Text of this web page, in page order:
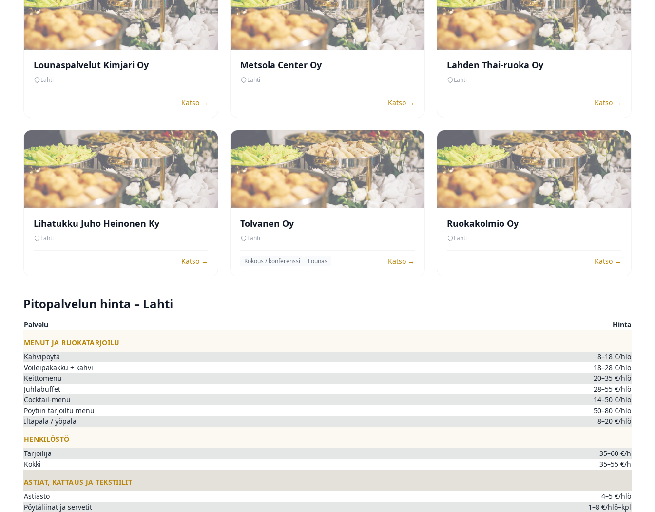
Lounaspalvelut Kimjari Oy
Lahti
Katso →
Metsola Center Oy
Lahti
Katso →
Lahden Thai-ruoka Oy
Lahti
Katso →
Lihatukku Juho Heinonen Ky
Lahti
Katso →
Tolvanen Oy
Lahti
Kokous / konferenssi Lounas Katso →
Ruokakolmio Oy
Lahti
Katso →
Pitopalvelun hinta – Lahti
Palvelu
Hinta
MENUT JA RUOKATARJOILU
Kahvipöytä
8–18 €/hlö
Voileipäkakku + kahvi
18–28 €/hlö
Keittomenu
20–35 €/hlö
Juhlabuffet
28–55 €/hlö
Cocktail-menu
14–50 €/hlö
Pöytiin tarjoiltu menu
50–80 €/hlö
Iltapala / yöpala
8–20 €/hlö
HENKILÖSTÖ
Tarjoilija
35–60 €/h
Kokki
35–55 €/h
ASTIAT, KATTAUS JA TEKSTIILIT
Astiasto
4–5 €/hlö
Pöytäliinat ja servetit
1–8 €/hlö–kpl